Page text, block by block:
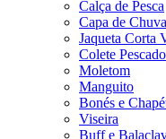
Calça de Pesca
Capa de Chuva
Jaqueta Corta
Colete
Moletom
Manguito
Bonés e
Viseira
Buff e